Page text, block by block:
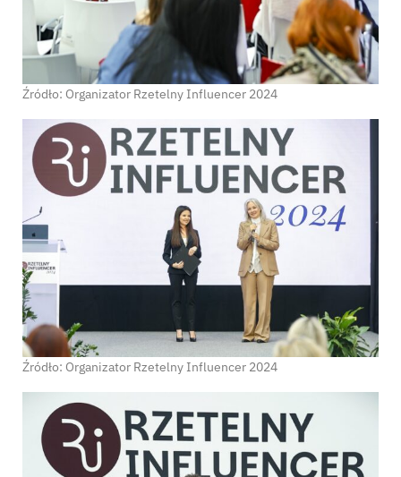
Źródło: Organizator Rzetelny Influencer 2024
Źródło: Organizator Rzetelny Influencer 2024